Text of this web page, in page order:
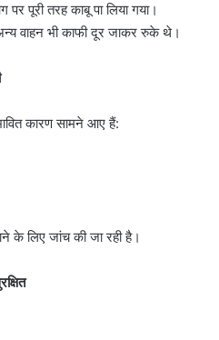
पूरी तरह काबू पा लिया गया।
वाहन भी काफी दूर जाकर रुके थे।
कारण सामने आए हैं:
के लिए जांच की जा रही है।